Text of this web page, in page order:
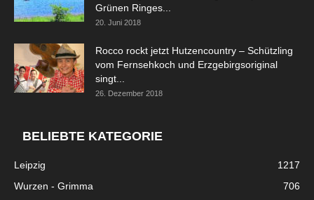
Grünen Ringes...
20. Juni 2018
Rocco rockt jetzt Hutzencountry – Schützling
vom Fernsehkoch und Erzgebirgsoriginal
singt...
26. Dezember 2018
BELIEBTE KATEGORIE
Leipzig
1217
Wurzen - Grimma
706